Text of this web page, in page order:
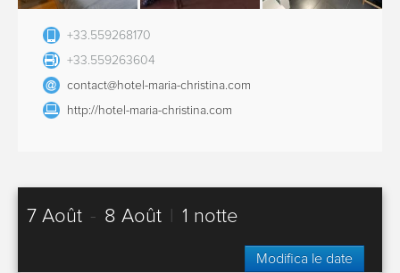
+33.559268170
+33.559263604
contact@hotel-maria-christina.com
http://hotel-maria-christina.com
7 Août - 8 Août 1 notte
Modifica le date